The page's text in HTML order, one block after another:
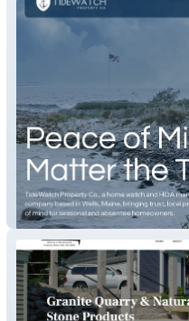
TideWatch Property Co.